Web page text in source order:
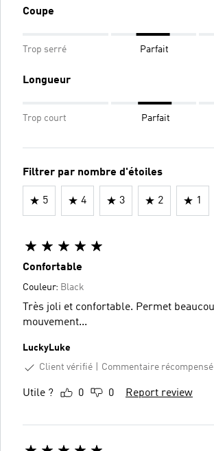
Coupe
Trop serré Parfait
Longueur
Trop court Parfait
Filtrer par nombre d'étoiles
5 4 3 2 1
Confortable
Couleur: Black
Très joli et confortable. Permet beaucoup de liberté de
mouvement...
LuckyLuke
Client vérifié
Commentaire récompensé
Utile ? 0 0 Report review